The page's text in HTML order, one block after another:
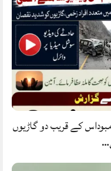
کے قریب دو گاڑیوں